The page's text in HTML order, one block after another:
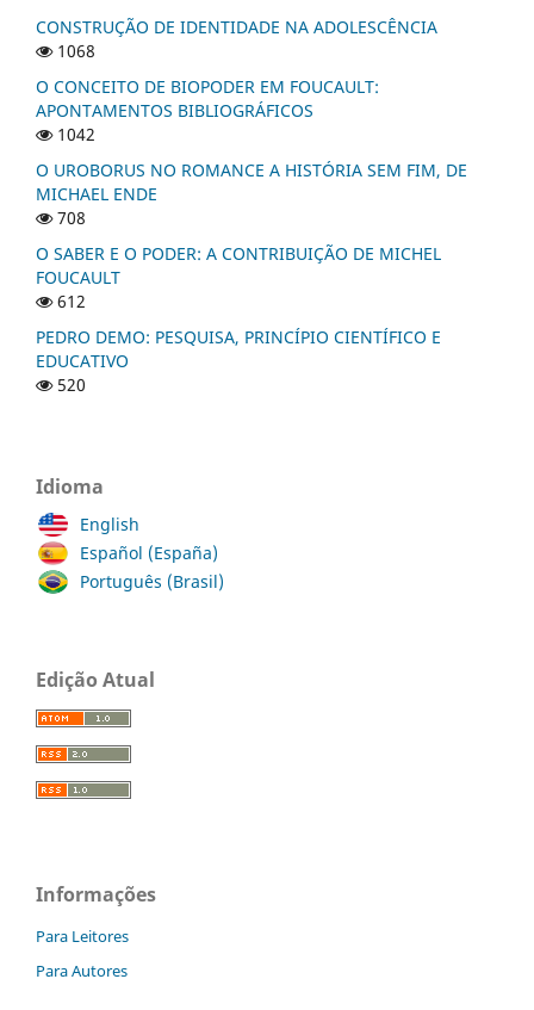
CONSTRUÇÃO DE IDENTIDADE NA ADOLESCÊNCIA
1068
O CONCEITO DE BIOPODER EM FOUCAULT:
APONTAMENTOS BIBLIOGRÁFICOS
1042
O UROBORUS NO ROMANCE A HISTÓRIA SEM FIM, DE
MICHAEL ENDE
708
O SABER E O PODER: A CONTRIBUIÇÃO DE MICHEL
FOUCAULT
612
PEDRO DEMO: PESQUISA, PRINCÍPIO CIENTÍFICO E
EDUCATIVO
520
Idioma
English
Español (España)
Português (Brasil)
Edição Atual
Informações
Para Leitores
Para Autores